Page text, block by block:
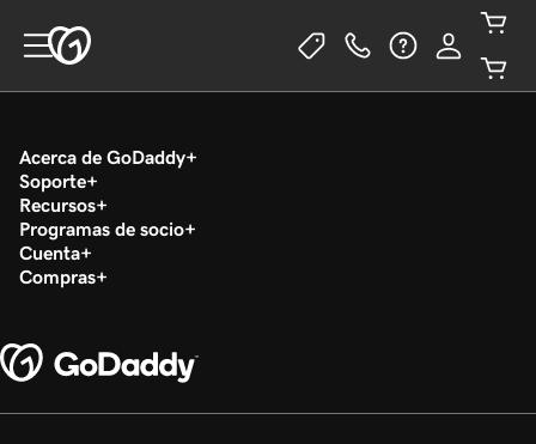
Acerca de GoDaddy
Soporte
Recursos
Programas de socio
Cuenta
Compras